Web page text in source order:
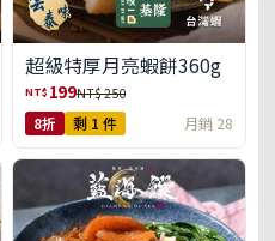
超級特厚月亮蝦餅360g
NT$ 199NT$ 250
8折 剩 1 件 月銷 28